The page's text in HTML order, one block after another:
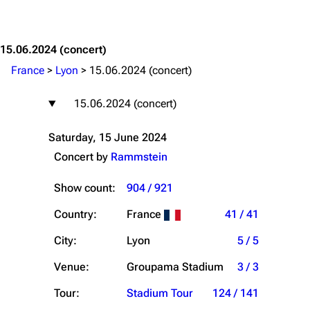
15.06.2024 (concert)
France > Lyon > 15.06.2024 (concert)
15.06.2024 (concert)
Saturday, 15 June 2024
Concert by Rammstein
Show count:
904 / 921
Country:
France
41 / 41
City:
Lyon
5 / 5
Venue:
Groupama Stadium
3 / 3
Tour:
Stadium Tour 124 / 141